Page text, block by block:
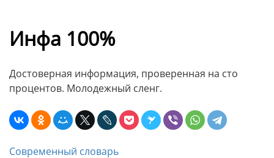
Инфа 100%
Достоверная информация, проверенная на сто
процентов. Молодежный сленг.
Современный словарь